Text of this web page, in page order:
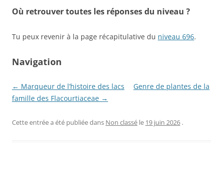
Où retrouver toutes les réponses du niveau ?
Tu peux revenir à la page récapitulative du niveau 696.
Navigation
← Marqueur de l’histoire des lacs
Genre de plantes de la
famille des Flacourtiaceae →
Cette entrée a été publiée dans Non classé le 19 juin 2026 .